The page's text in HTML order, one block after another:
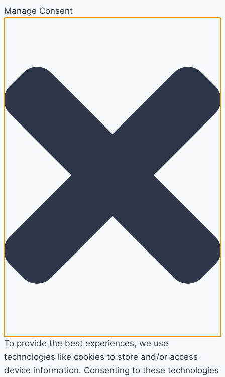
Manage Consent
To provide the best experiences, we use
technologies like cookies to store and/or access
device information. Consenting to these technologies